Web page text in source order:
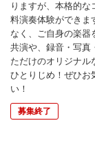
りますが、本格的な
料演奏体験ができま
なく、ご自身の楽器
共演や、録音・写真
ただけのオリジナル
ひとりじめ！ぜひお
い！
募集終了